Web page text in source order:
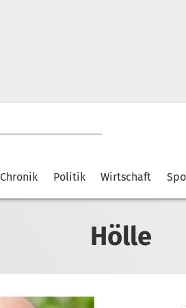
Chronik Politik Wirtschaft
Hölle